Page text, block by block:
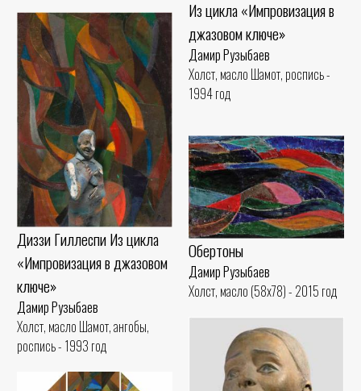
Из цикла «Импровизация в
джазовом ключе»
Дамир Рузыбаев
Холст, масло Шамот, роспись -
1994 год
Диззи Гиллеспи Из цикла
«Импровизация в джазовом
ключе»
Дамир Рузыбаев
Холст, масло Шамот, ангобы,
роспись - 1993 год
Обертоны
Дамир Рузыбаев
Холст, масло (58x78) - 2015 год